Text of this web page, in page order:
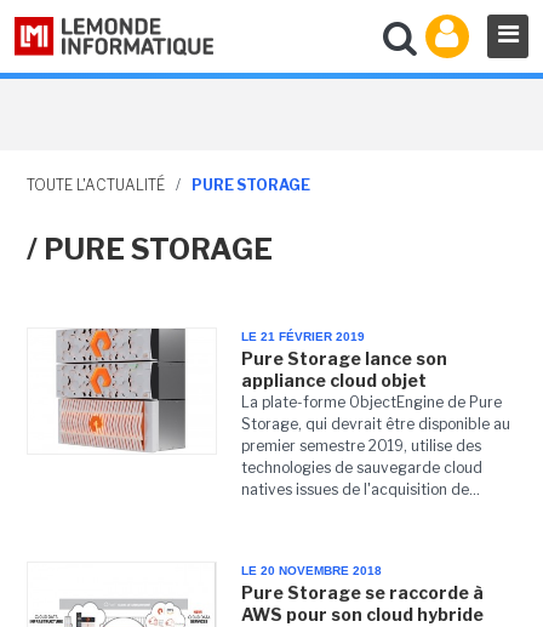
TOUTE L'ACTUALITÉ / PURE STORAGE
/ PURE STORAGE
LE 21 FÉVRIER 2019
Pure Storage lance son
appliance cloud objet
La plate-forme ObjectEngine de Pure
Storage, qui devrait être disponible au
premier semestre 2019, utilise des
technologies de sauvegarde cloud
natives issues de l'acquisition de...
LE 20 NOVEMBRE 2018
Pure Storage se raccorde à
AWS pour son cloud hybride